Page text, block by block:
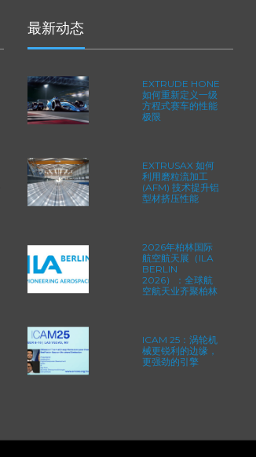
最新动态
EXTRUDE HONE
如何重新定义一级
EXTRUSAX 如何
利用磨粒流加工
2026年柏林国际
航空航天展（ILA
BERLIN
ICAM 25：涡轮机